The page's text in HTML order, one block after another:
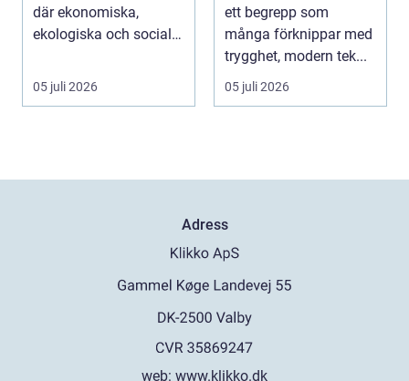
där ekonomiska,
ekologiska och sociala
05 juli 2026
ett begrepp som
många förknippar med
trygghet, modern tek...
05 juli 2026
Adress
web: www.klikko.dk